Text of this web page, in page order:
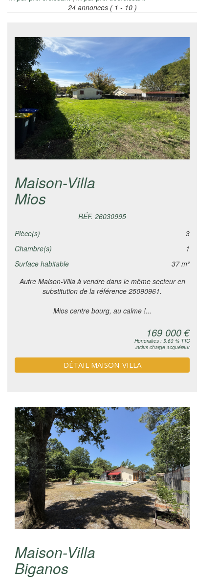
24 annonces ( 1 - 10 )
Maison-Villa
Mios
RÉF. 26030995
Pièce(s)
3
Chambre(s)
1
Surface habitable
37 m²
Autre Maison-Villa à vendre dans le même secteur en
substitution de la référence 25090961.
Mios centre bourg, au calme !...
169 000 €
Honoraires : 5.63 % TTC
inclus charge acquéreur
DÉTAIL MAISON-VILLA
Maison-Villa
Biganos